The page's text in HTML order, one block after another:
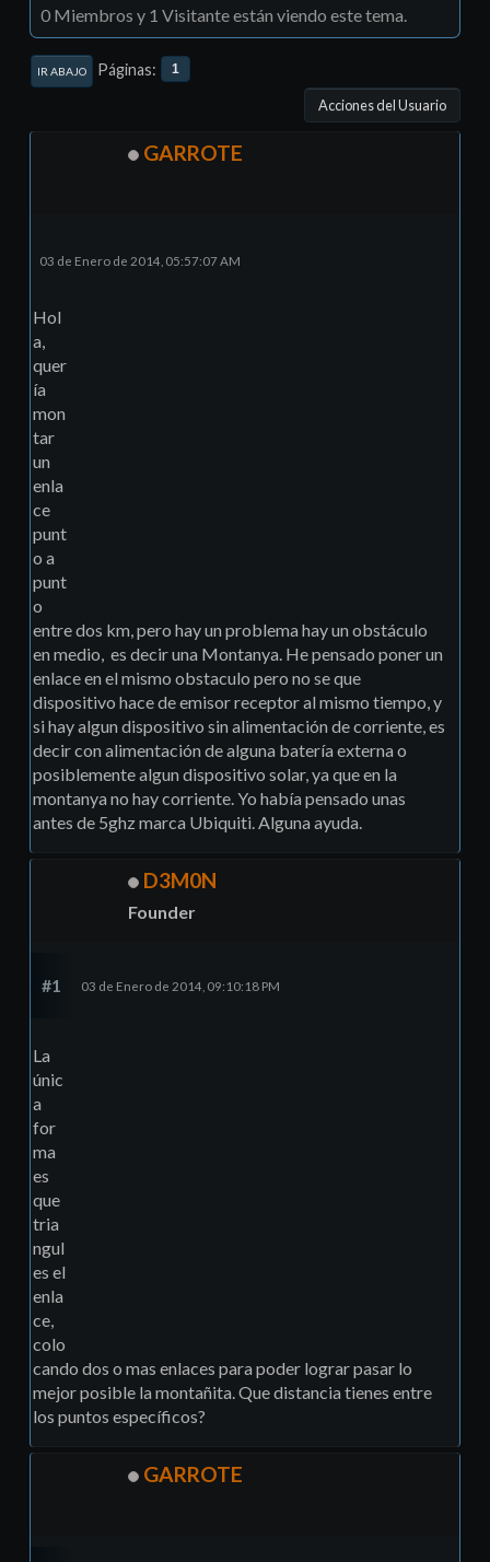
0 Miembros y 1 Visitante están viendo este tema.
IR ABAJO Páginas 1
Acciones del Usuario
GARROTE
03 de Enero de 2014, 05:57:07 AM
Hol
a,
quer
ía
mon
tar
un
enla
ce
punt
o a
punt
o
entre dos km, pero hay un problema hay un obstáculo
en medio, es decir una Montanya. He pensado poner un
enlace en el mismo obstaculo pero no se que
dispositivo hace de emisor receptor al mismo tiempo, y
si hay algun dispositivo sin alimentación de corriente, es
decir con alimentación de alguna batería externa o
posiblemente algun dispositivo solar, ya que en la
montanya no hay corriente. Yo había pensado unas
antes de 5ghz marca Ubiquiti. Alguna ayuda.
D3M0N
Founder
#1 03 de Enero de 2014, 09:10:18 PM
La
únic
a
for
ma
es
que
tria
ngul
es el
enla
ce,
colo
cando dos o mas enlaces para poder lograr pasar lo
mejor posible la montañita. Que distancia tienes entre
los puntos específicos?
GARROTE